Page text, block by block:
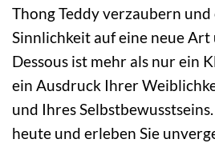
Thong Teddy verzaubern
Sinnlichkeit auf eine neue Art
Dessous ist mehr als nur ein
ein Ausdruck Ihrer
und Ihres
heute und erleben Sie